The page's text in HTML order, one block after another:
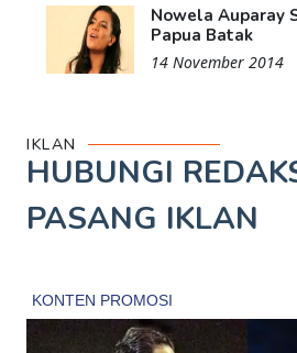
Nowela Auparay
Papua Batak
14 November 2014
IKLAN
HUBUNGI
PASANG IKLAN